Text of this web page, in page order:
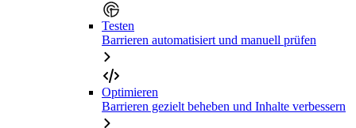
Testen
Barrieren automatisiert und manuell prüfen
Optimieren
Barrieren gezielt beheben und Inhalte verbessern